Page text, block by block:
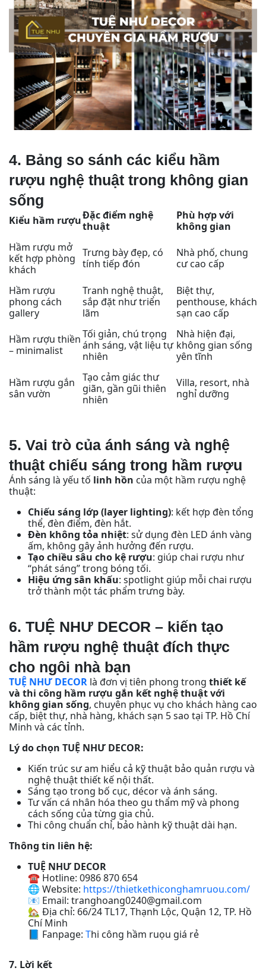
4. Bảng so sánh các kiểu hầm
rượu nghệ thuật trong không gian
sống
Kiểu hầm rượuĐặc điểm nghệ
thuật
Phù hợp với
không gian
Hầm rượu mở
kết hợp phòng
khách
Trưng bày đẹp, có
tính tiếp đón
Nhà phố, chung
cư cao cấp
Hầm rượu
phong cách
gallery
Tranh nghệ thuật,
sắp đặt như triển
lãm
Biệt thự,
penthouse, khách
sạn cao cấp
Hầm rượu thiền
– minimalist
Tối giản, chú trọng
ánh sáng, vật liệu tự
nhiên
Nhà hiện đại,
không gian sống
yên tĩnh
Hầm rượu gắn
sân vườn
Tạo cảm giác thư
giãn, gần gũi thiên
nhiên
Villa, resort, nhà
nghỉ dưỡng
5. Vai trò của ánh sáng và nghệ
thuật chiếu sáng trong hầm rượu
Ánh sáng là yếu tố linh hồn của một hầm rượu nghệ
thuật:
Chiếu sáng lớp (layer lighting): kết hợp đèn tổng
thể, đèn điểm, đèn hắt.
Đèn không tỏa nhiệt: sử dụng đèn LED ánh vàng
ấm, không gây ảnh hưởng đến rượu.
Tạo chiều sâu cho kệ rượu: giúp chai rượu như
“phát sáng” trong bóng tối.
Hiệu ứng sân khấu: spotlight giúp mỗi chai rượu
trở thành một tác phẩm trưng bày.
6. TUỆ NHƯ DECOR – kiến tạo
hầm rượu nghệ thuật đích thực
cho ngôi nhà bạn
TUỆ NHƯ DECOR là đơn vị tiên phong trong thiết kế
và thi công hầm rượu gắn kết nghệ thuật với
không gian sống, chuyên phục vụ cho khách hàng cao
cấp, biệt thự, nhà hàng, khách sạn 5 sao tại TP. Hồ Chí
Minh và các tỉnh.
Lý do chọn TUỆ NHƯ DECOR:
Kiến trúc sư am hiểu cả kỹ thuật bảo quản rượu và
nghệ thuật thiết kế nội thất.
Sáng tạo trong bố cục, décor và ánh sáng.
Tư vấn cá nhân hóa theo gu thẩm mỹ và phong
cách sống của từng gia chủ.
Thi công chuẩn chỉ, bảo hành kỹ thuật dài hạn.
Thông tin liên hệ:
TUỆ NHƯ DECOR
☎️ Hotline: 0986 870 654
🌐 Website: https://thietkethiconghamruou.com/
📧 Email: tranghoang0240@gmail.com
🏡 Địa chỉ: 66/24 TL17, Thạnh Lộc, Quận 12, TP. Hồ
Chí Minh
📘 Fanpage: Thi công hầm ruọu giá rẻ
7. Lời kết